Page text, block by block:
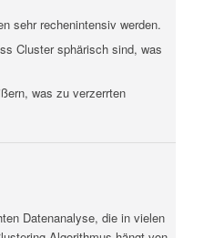
sehr rechenintensiv werden.
Cluster sphärisch sind, was
was zu verzerrten
Datenanalyse, die in vielen